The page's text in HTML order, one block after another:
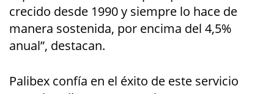
crecido desde 1990 y siempre lo hace de
manera sostenida, por encima del 4,5%
anual”, destacan.
Palibex confía en el éxito de este servicio